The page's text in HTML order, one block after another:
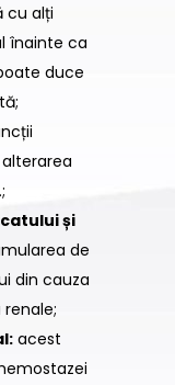
cu alți
înainte ca
duce
și
de
din cauza
acest